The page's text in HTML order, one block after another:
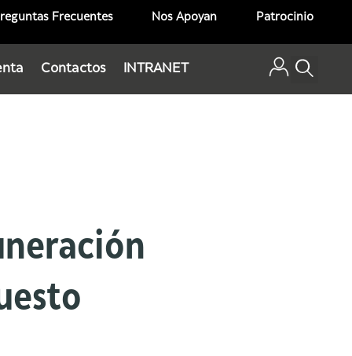
Frecuentes Nos Apoyan Patrocinio
Contactos INTRANET